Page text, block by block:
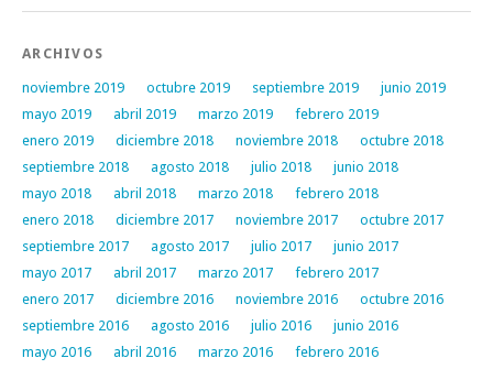
ARCHIVOS
noviembre 2019 octubre 2019 septiembre 2019
junio 2019
mayo 2019
abril 2019 marzo 2019
febrero 2019
enero 2019
diciembre 2018 noviembre 2018
octubre 2018
septiembre 2018
agosto 2018 julio 2018
junio 2018
mayo 2018
abril 2018 marzo 2018
febrero 2018
enero 2018
diciembre 2017 noviembre 2017
octubre 2017
septiembre 2017
agosto 2017 julio 2017
junio 2017
mayo 2017
abril 2017 marzo 2017
febrero 2017
enero 2017
diciembre 2016 noviembre 2016
octubre 2016
septiembre 2016
agosto 2016 julio 2016
junio 2016
mayo 2016
abril 2016 marzo 2016
febrero 2016